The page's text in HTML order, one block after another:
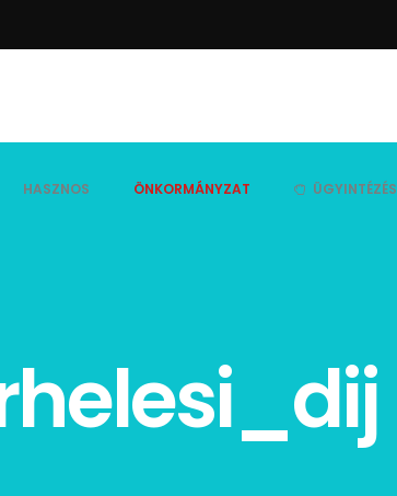
HASZNOS ÖNKORMÁNYZAT ÜGYINTÉZÉS